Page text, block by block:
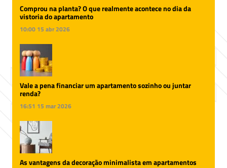
Comprou na planta? O que realmente acontece no dia da
vistoria do apartamento
10:00 15 abr 2026
Vale a pena financiar um apartamento sozinho ou juntar
renda?
16:51 15 mar 2026
As vantagens da decoração minimalista em apartamentos